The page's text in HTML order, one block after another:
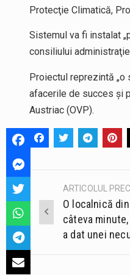
Protecţie Climatică,
Sistemul va fi instalat
consiliului
Proiectul reprezintă „o
afacerile de succes şi
Austriac (OVP).
Post
navigation
ARTICOLUL
O localnică
câteva
a dat unei